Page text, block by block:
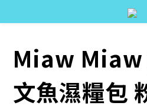
Miaw
文魚濕糧包